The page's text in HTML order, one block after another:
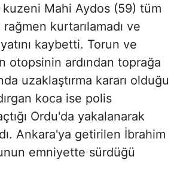
Mahi Aydos (59) tüm
kurtarılamadı ve
kaybetti. Torun ve
otopsinin ardından toprağa
uzaklaştırma kararı olduğu
koca ise polis
Ordu'da yakalanarak
Ankara'ya getirilen İbrahim
emniyette sürdüğü